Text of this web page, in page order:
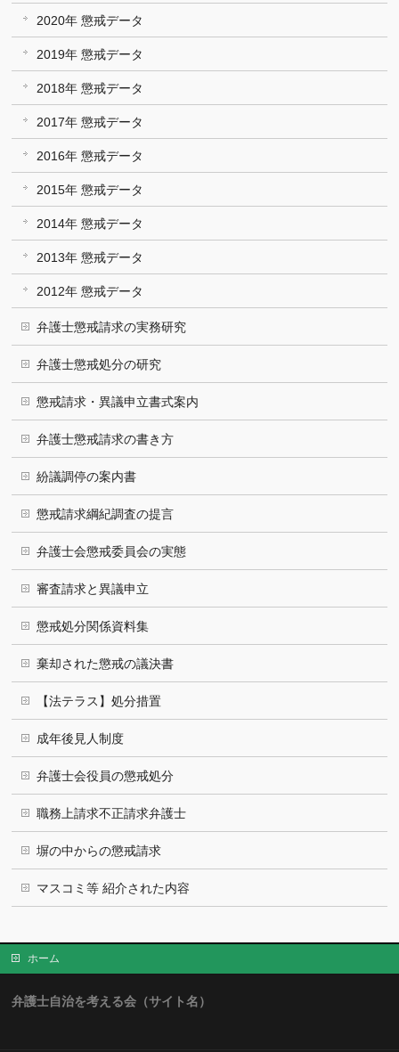
2020年 懲戒データ
2019年 懲戒データ
2018年 懲戒データ
2017年 懲戒データ
2016年 懲戒データ
2015年 懲戒データ
2014年 懲戒データ
2013年 懲戒データ
2012年 懲戒データ
弁護士懲戒請求の実務研究
弁護士懲戒処分の研究
懲戒請求・異議申立書式案内
弁護士懲戒請求の書き方
紛議調停の案内書
懲戒請求綱紀調査の提言
弁護士会懲戒委員会の実態
審査請求と異議申立
懲戒処分関係資料集
棄却された懲戒の議決書
【法テラス】処分措置
成年後見人制度
弁護士会役員の懲戒処分
職務上請求不正請求弁護士
塀の中からの懲戒請求
マスコミ等 紹介された内容
ホーム
弁護士自治を考える会（サイト名）